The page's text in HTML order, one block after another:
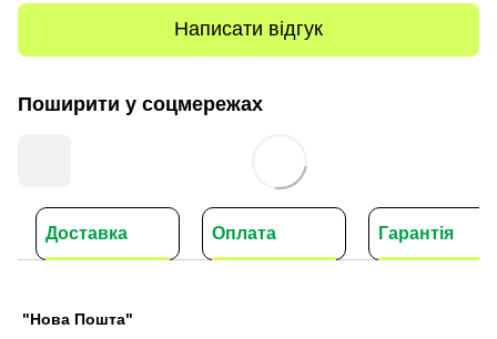
Написати відгук
Поширити у соцмережах
Доставка Оплата Гарантія
"Нова Пошта"